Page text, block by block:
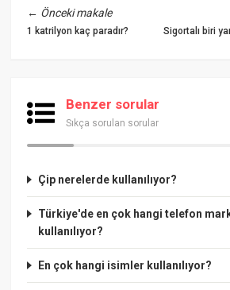
← Önceki makale
1 katrilyon kaç paradır? Sigortalı biri
Benzer sorular
Sıkça sorulan sorular
Çip nerelerde kullanılıyor?
Türkiye'de en çok hangi telefon
kullanılıyor?
En çok hangi isimler kullanılıyor?